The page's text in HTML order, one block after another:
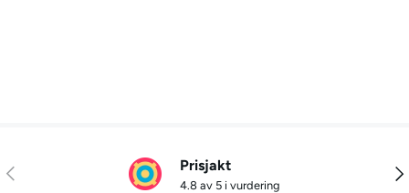
Tidligere Prisjakt
4.8 av 5 i vurdering